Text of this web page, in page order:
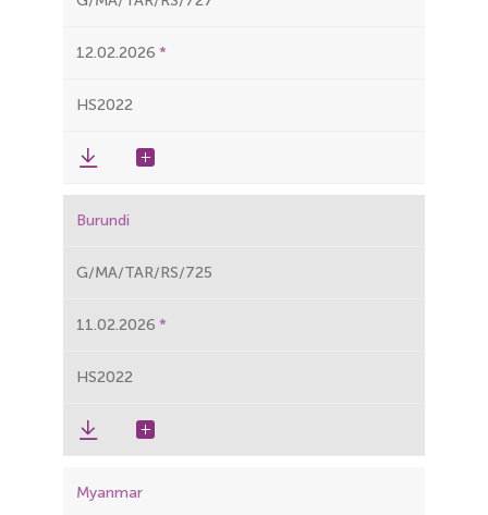
12.02.2026
HS2022
Burundi
G/MA/TAR/RS/725
11.02.2026
HS2022
Myanmar